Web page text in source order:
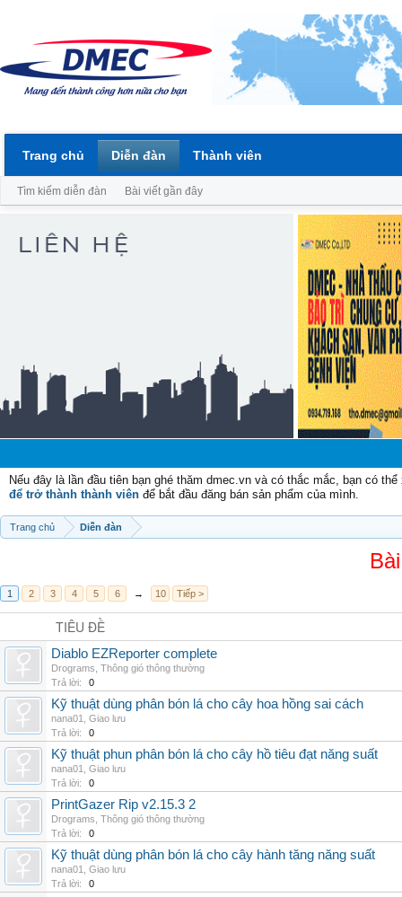
Nếu đây là lần đầu tiên bạn ghé thăm dmec.vn và có thắc mắc, bạn có
để trở thành thành viên để bắt đầu đăng bán sản phẩm của mình.
Trang chủ Diễn đàn
1 2 3 4 5 6 → 10 Tiếp >
TIÊU ĐỀ
Diablo EZReporter complete
Drograms Thông gió thông thường
Trả lời:
0
Kỹ thuật dùng phân bón lá cho cây hoa hồng sai cách
nana01
Giao lưu
Trả lời:
0
Kỹ thuật phun phân bón lá cho cây hồ tiêu đạt năng suất
nana01
Giao lưu
Trả lời:
0
PrintGazer Rip v2.15.3 2
Drograms Thông gió thông thường
Trả lời:
0
Kỹ thuật dùng phân bón lá cho cây hành tăng năng suất
nana01
Giao lưu
Trả lời:
0
Trang chủ Diễn đàn
Tìm kiếm diễn đàn Bài viết gần đây
Thành viên